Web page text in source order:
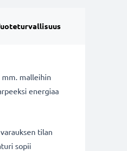
malleihin
energiaa
tilan
sopii